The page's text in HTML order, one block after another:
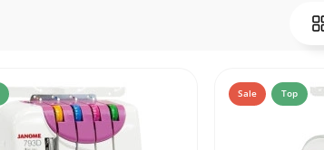
Sale Top